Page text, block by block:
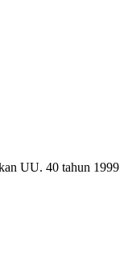
UU. 40 tahun 1999